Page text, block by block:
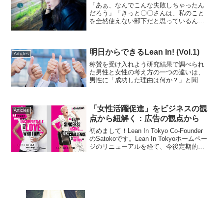
「あぁ、なんでこんな失敗しちゃったん
だろう」「きっと〇〇さんは、私のこと
を全然使えない部下だと思っているんだ
って、憶測を立てて、「自分...
Articles 明日からできるLean In! (Vol.1)
称賛を受け入れよう研究結果で調べられ
た男性と女性の考え方の一つの違いは、
男性に「成功した理由は何か？」と聞く
「皆が助けてくれたから」とか「運がよ
かったから」と答えるので...
Articles
「女性活躍促進」をビジネスの観
点から紐解く：広告の観点から
初めまして！Lean In Tokyo Co-Founder
のSatokoです。Lean In Tokyoホームペー
ジのリニューアルを経て、今後定期的に